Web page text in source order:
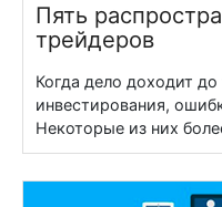
Пять
трейдеров
Когда дело доходит
инвестирования,
Некоторые из них